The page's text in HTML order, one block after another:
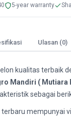
5-year warranty
Ulasan (0)
kualitas terbaik
Mandiri ( Mutiara
sebagai
terbaru mempunyai